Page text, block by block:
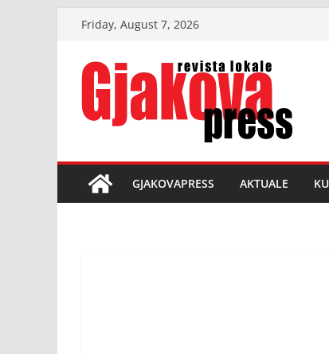
content
Friday, August 7, 2026
GJAKOVAPRESS AKTUALE